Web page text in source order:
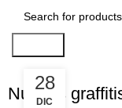
28
DIC
Nuevos